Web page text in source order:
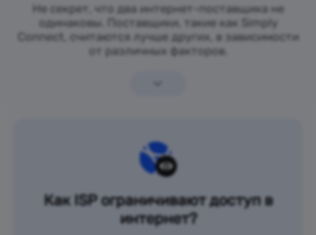
Не секрет, что два интернет-поставщика не
одинаковы. Поставщики, такие как Simply
Connect, считаются лучше других, в зависимости
от различных факторов.
Как ISP ограничивают доступ в
интернет?